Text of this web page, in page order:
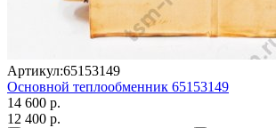
Артикул:65153149
Основной теплообменник 65153149
14 600 р.
12 400 р.